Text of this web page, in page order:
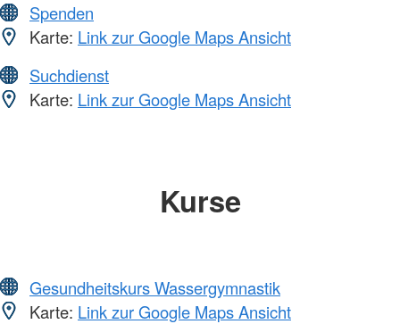
Spenden
Karte: Link zur Google Maps Ansicht
Suchdienst
Karte: Link zur Google Maps Ansicht
Kurse
Gesundheitskurs Wassergymnastik
Karte: Link zur Google Maps Ansicht